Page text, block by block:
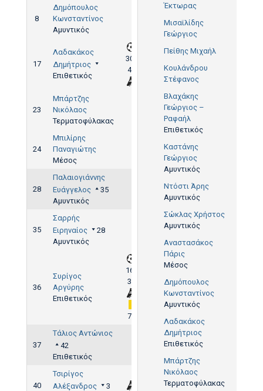
8
Δημόπουλος
Κωνσταντίνος
Αμυντικός
17
Λαδακάκος
Δημήτριος
Επιθετικός
30',
41'
23
Μπάρτζης
Νικόλαος
Τερματοφύλακας
24
Μπιλίρης
Παναγιώτης
Μέσος
28
Παλαιογιάννης
Ευάγγελος
35
Αμυντικός
35
Σαρρής
Ειρηναίος
28
Αμυντικός
36
Συρίγος
Αργύρης
Επιθετικός
16',
37'
77'
37
Τάλιος Αντώνιος
42
Επιθετικός
40
Τσιρίγος
Αλέξανδρος
3
Έκτωρας
Μισαϊλίδης
Γεώργιος
Πείθης Μιχαήλ
Κουλάνδρου
Στέφανος
Βλαχάκης
Γεώργιος –
Ραφαήλ
Επιθετικός
Καστάνης
Γεώργιος
Αμυντικός
Ντόστι Άρης
Αμυντικός
Σώκλας Χρήστος
Αμυντικός
Αναστασάκος
Πάρις
Μέσος
Δημόπουλος
Κωνσταντίνος
Αμυντικός
Λαδακάκος
Δημήτριος
Επιθετικός
Μπάρτζης
Νικόλαος
Τερματοφύλακας